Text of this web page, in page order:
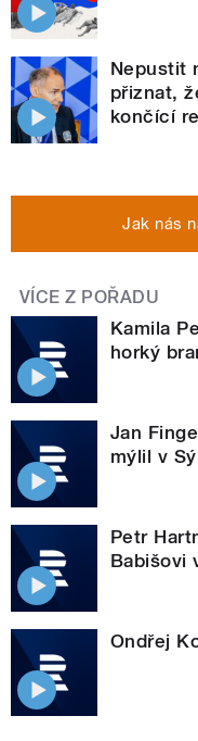
Nepustit
přiznat,
končící
Jak nás
VÍCE Z POŘADU
Kamila
horký
Jan
mýlil v
Petr
Babišovi
Ondřej